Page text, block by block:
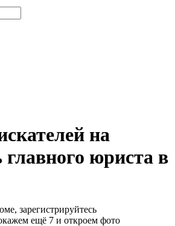
на
юриста в
зарегистрируйтесь
ещё 7 и откроем фото